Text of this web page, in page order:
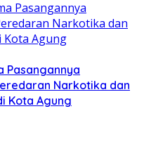
Pasangannya
Narkotika dan
Kota Agung